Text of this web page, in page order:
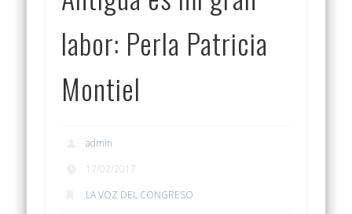
labor: Perla Patricia
Montiel
admin
17/02/2017
LA VOZ DEL CONGRESO